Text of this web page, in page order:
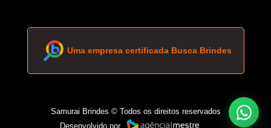
Uma empresa certificada Busca Brindes
Samurai Brindes © Todos os direitos reservados
Desenvolvido por